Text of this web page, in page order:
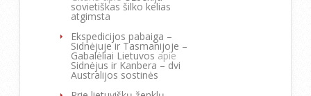
sovietiškas šilko kelias
atgimsta
Ekspedicijos pabaiga –
Sidnėjuje ir Tasmanijoje –
Gabalėliai Lietuvos apie
Sidnėjus ir Kanbera – dvi
Australijos sostinės